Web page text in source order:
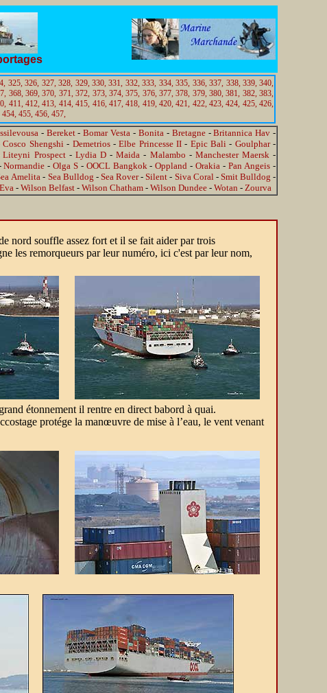
325, 326, 327, 328, 329, 330, 331, 332, 333, 334, 335, 336, 337, 338, 339, 340,
368, 369, 370, 371, 372, 373, 374, 375, 376, 377, 378, 379, 380, 381, 382, 383,
411, 412, 413, 414, 415, 416, 417, 418, 419, 420, 421, 422, 423, 424, 425, 426,
454, 455, 456, 457,
- Bereket-Bomar Vesta - Bonita- Bretagne-Britannica Hav -
Cosco Shengshi- Demetrios-Elbe Princesse II- Epic Bali- Goulphar-
Liteyni Prospect- Lydia D -Maida - Malambo - Manchester Maersk -
Normandie -Olga S - OOCL Bangkok-Oppland - Orakia- Pan Angeis -
Amelita- Sea Bulldog - Sea Rover-Silent - Siva Coral- Smit Bulldog -
- Wilson Belfast - Wilson Chatham - Wilson Dundee - Wotan - Zourva
nord souffle assez fort et il se fait aider par trois
les remorqueurs par leur numéro, ici c'est par leur nom,
étonnement il rentre en direct babord à quai.
protége la manœuvre de mise à l’eau, le vent venant